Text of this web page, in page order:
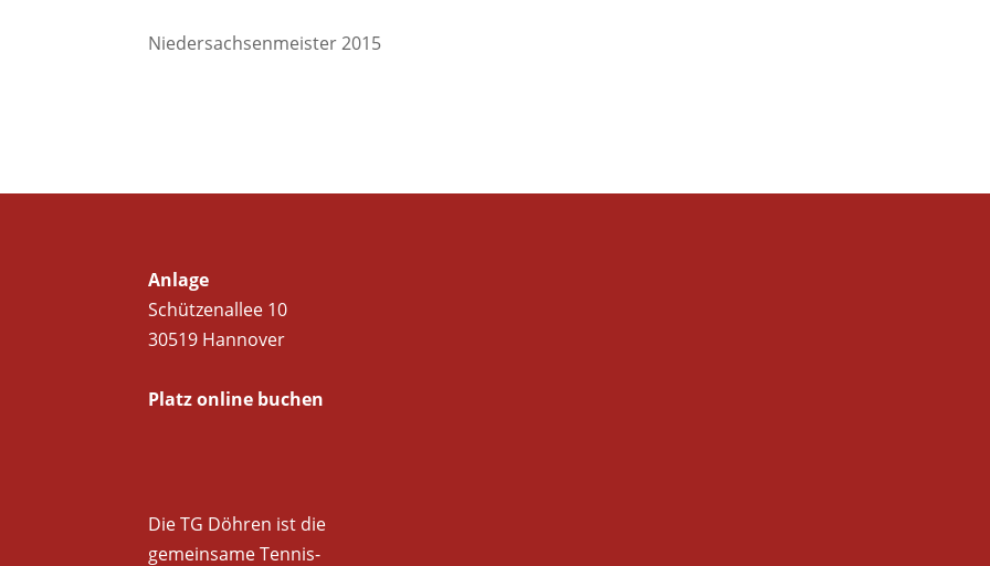
Niedersachsenmeister 2015
Anlage
Schützenallee 10
30519 Hannover
Platz online buchen
Die TG Döhren ist die
gemeinsame Tennis­